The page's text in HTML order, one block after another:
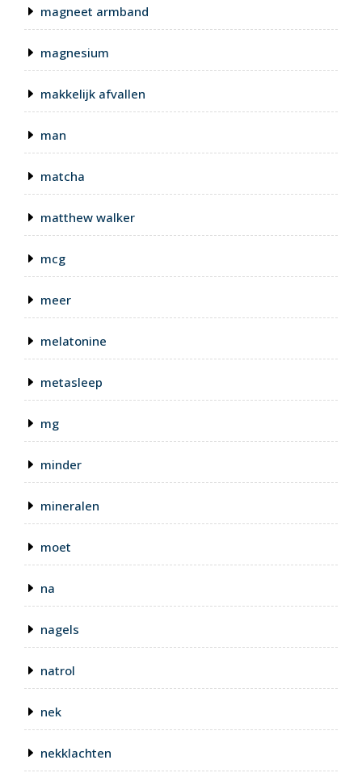
magneet armband
magnesium
makkelijk afvallen
man
matcha
matthew walker
mcg
meer
melatonine
metasleep
mg
minder
mineralen
moet
na
nagels
natrol
nek
nekklachten